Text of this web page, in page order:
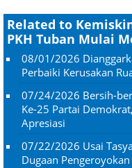
Related to
PKH Tuban Mulai
08/01/2026
Perbaiki Kerusakan
07/24/2026 Bersih-
Ke-25 Partai
Apresiasi
07/22/2026 Usai
Dugaan